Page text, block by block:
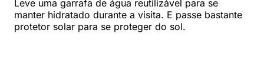
Leve uma garrafa de água reutilizável para se
manter hidratado durante a visita. E passe bastante
protetor solar para se proteger do sol.